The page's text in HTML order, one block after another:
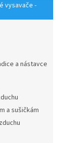
vysavače -
a nástavce
a sušičkám